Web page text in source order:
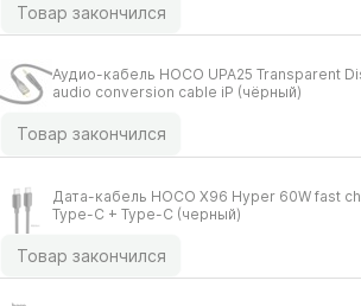
Товар закончился
Аудио-кабель HOCO UPA25 Transparent
audio conversion cable iP (чёрный)
Товар закончился
Дата-кабель HOCO X96 Hyper 60W fast
Type-C + Type-C (черный)
Товар закончился